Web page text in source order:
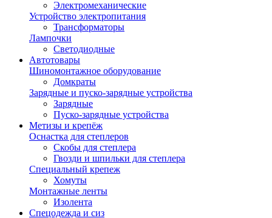
Электромеханические
Устройство электропитания
Трансформаторы
Лампочки
Светодиодные
Автотовары
Шиномонтажное оборудование
Домкраты
Зарядные и пуско-зарядные устройства
Зарядные
Пуско-зарядные устройства
Метизы и крепёж
Оснастка для степлеров
Скобы для степлера
Гвозди и шпильки для степлера
Специальный крепеж
Хомуты
Монтажные ленты
Изолента
Спецодежда и сиз